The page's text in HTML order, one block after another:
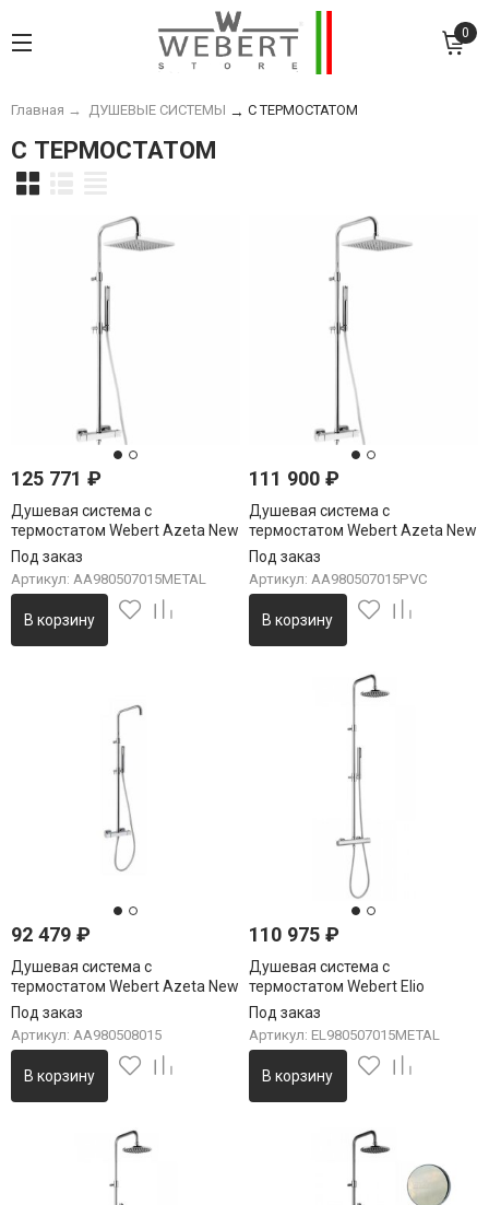
0
Главная → ДУШЕВЫЕ СИСТЕМЫ → С ТЕРМОСТАТОМ
С ТЕРМОСТАТОМ
125 771 ₽
Душевая система с
термостатом Webert Azeta New
AA980507015METAL, хром
Под заказ
Артикул: AA980507015METAL
В корзину
111 900₽
Душевая система с
термостатом Webert Azeta New
AA980507015PVC, хром
Под заказ
Артикул: AA980507015PVC
В корзину
92 479 ₽
Душевая система с
термостатом Webert Azeta New
AA980508015, хром
Под заказ
Артикул: AA980508015
В корзину
110 975₽
Душевая система с
термостатом Webert Elio
EL980507015METAL, хром
Под заказ
Артикул: EL980507015METAL
В корзину